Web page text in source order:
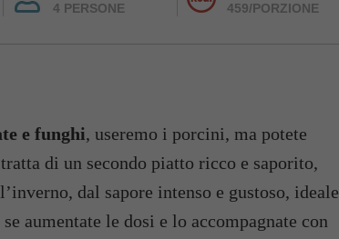
4 PERSONE
459/PORZIONE
e funghi, useremo i porcini, ma potete
di un secondo piatto ricco e saporito,
dal sapore intenso e gustoso, ideale
aumentate le dosi e lo accompagnate con